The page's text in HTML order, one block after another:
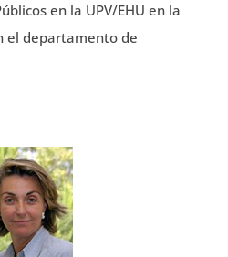
en la UPV/EHU en la
el departamento de